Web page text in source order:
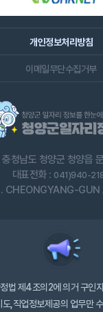
개인정보처리방침
이메일무단수집거부
청남도 청양군 청양읍
대표전화 : 041)940-
법 제4조의2에 의거 구인
,직업정보제공의 업무만